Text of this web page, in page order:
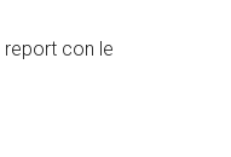
report con le